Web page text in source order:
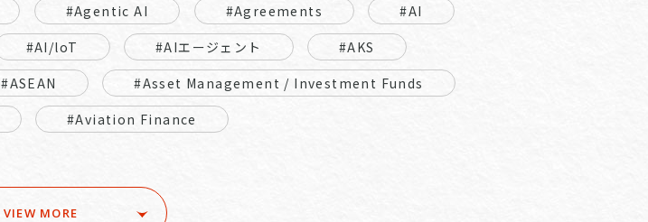
#Agentic AI #Agreements
#AI
#AI/loT #AIエージェント
#AKS
#ASEAN
#Asset Management / Investment Funds
#Aviation Finance
VIEW MORE